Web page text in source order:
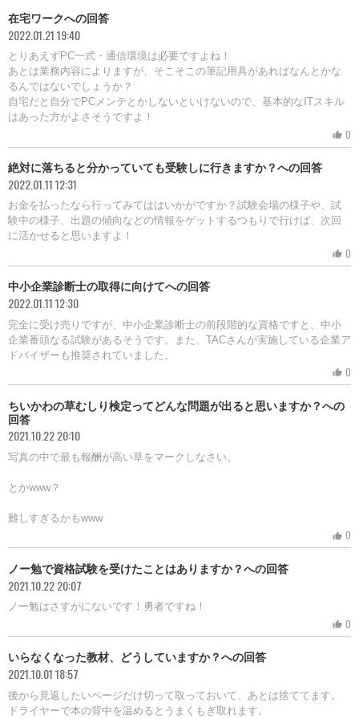
在宅ワークへの回答
2022.01.21 19:40
とりあえずPC一式・通信環境は必要ですよね！
あとは業務内容によりますが、そこそこの筆記用具があればなんとかな
るんではないでしょうか？
自宅だと自分でPCメンテとかしないといけないので、基本的なITスキル
はあった方がよさそうですよ！
thumb_up 0
絶対に落ちると分かっていても受験しに行きますか？への回答
2022.01.11 12:31
お金を払ったなら行ってみてははいかがですか？試験会場の様子や、試
験中の様子、出題の傾向などの情報をゲットするつもりで行けば、次回
に活かせると思いますよ！
thumb_up 0
中小企業診断士の取得に向けてへの回答
2022.01.11 12:30
完全に受け売りですが、中小企業診断士の前段階的な資格ですと、中小
企業番頭なる試験があるそうです。また、TACさんが実施している企業ア
ドバイザーも推奨されていました。
thumb_up 0
ちいかわの草むしり検定ってどんな問題が出ると思いますか？への
回答
2021.10.22 20:10
写真の中で最も報酬が高い草をマークしなさい。
とかwww？
難しすぎるかもwww
thumb_up 0
ノー勉で資格試験を受けたことはありますか？への回答
2021.10.22 20:07
ノー勉はさすがにないです！勇者ですね！
thumb_up 0
いらなくなった教材、どうしていますか？への回答
2021.10.01 18:57
後から見返したいページだけ切って取っておいて、あとは捨ててます。
ドライヤーで本の背中を温めるとうまくもぎ取れます。